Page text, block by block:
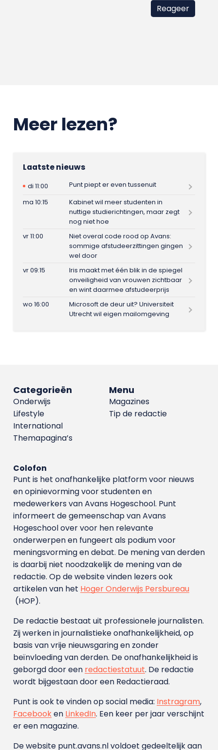
Meer lezen?
Laatste nieuws
di 11:00
Punt piept er even tussenuit
ma 10:15
Kabinet wil meer studenten in
nuttige studierichtingen, maar zegt
nog niet hoe
vr 11:00
Niet overal code rood op Avans:
sommige afstudeerzittingen gingen
wel door
vr 09:15
Iris maakt met één blik in de spiegel
onveiligheid van vrouwen zichtbaar
en wint daarmee afstudeerprijs
wo 16:00
Microsoft de deur uit? Universiteit
Utrecht wil eigen mailomgeving
Menu
Magazines
Tip de redactie
Categorieën
Onderwijs
Lifestyle
International
Themapagina’s
Colofon
Punt is het onafhankelijke platform voor nieuws
en opinievorming voor studenten en
medewerkers van Avans Hoge­school. Punt
informeert de gemeenschap van Avans
Hogeschool over voor hen relevante
onderwerpen en fungeert als podium voor
meningsvorming en debat. De mening van derden
is daarbij niet noodzakelijk de mening van de
redactie. Op de website vinden lezers ook
artikelen van het Hoger Onderwijs Persbureau
(HOP).
De redactie bestaat uit professionele journalisten.
Zij werken in journalistieke onafhankelijkheid, op
basis van vrije nieuwsgaring en zonder
beïnvloeding van derden. De onafhankelijkheid is
geborgd door een redactiestatuut. De redactie
wordt bijgestaan door een Redactieraad.
Punt is ook te vinden op social media: Instragram,
Facebooken LinkedIn. Een keer per jaar verschijnt
er een magazine.
De website punt.avans.nl voldoet gedeeltelijk aan